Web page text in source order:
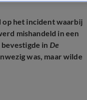
het incident waarbij
mishandeld in een
in De
was, maar wilde